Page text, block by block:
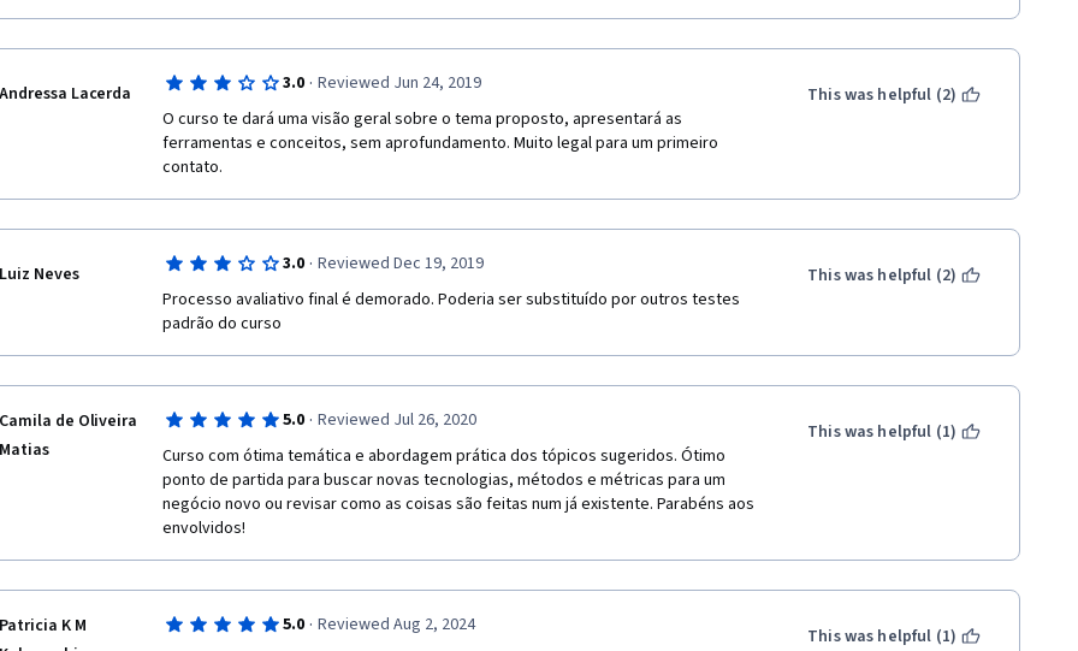
Andressa Lacerda 3.0 · Reviewed Jun 24, 2019
O curso te dará uma visão geral sobre o tema proposto, apresentará as
ferramentas e conceitos, sem aprofundamento. Muito legal para um primeiro
contato.
This was helpful (2)
Luiz Neves 3.0 · Reviewed Dec 19, 2019
Processo avaliativo final é demorado. Poderia ser substituído por outros testes
padrão do curso
This was helpful (2)
Camila de Oliveira
Matias
5.0 · Reviewed Jul 26, 2020
Curso com ótima temática e abordagem prática dos tópicos sugeridos. Ótimo
ponto de partida para buscar novas tecnologias, métodos e métricas para um
negócio novo ou revisar como as coisas são feitas num já existente. Parabéns aos
envolvidos!
This was helpful (1)
Patricia K M
5.0 · Reviewed Aug 2, 2024
This was helpful (1)